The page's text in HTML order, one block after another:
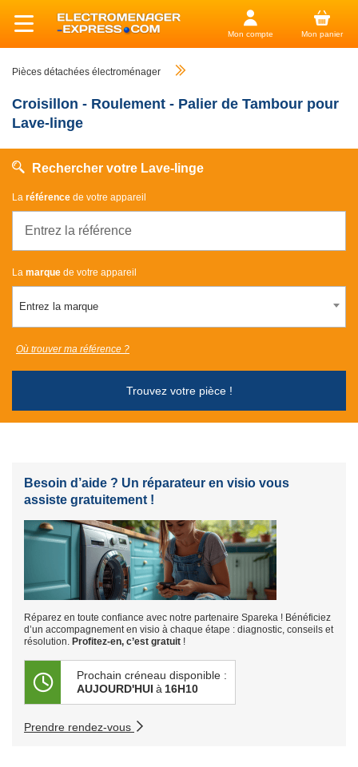
Mon compte Mon panier
Pièces détachées électroménager
Croisillon - Roulement - Palier de Tambour pour
Lave-linge
Rechercher votre Lave-linge
La référence de votre appareil
La marque de votre appareil
Entrez la marque
Trouvez votre pièce !
Où trouver ma référence ?
Besoin d’aide ? Un réparateur en visio vous
assiste gratuitement !
Réparez en toute confiance avec notre partenaire Spareka ! Bénéficiez
d’un accompagnement en visio à chaque étape : diagnostic, conseils et
résolution. Profitez-en, c’est gratuit !
Prochain créneau disponible :
AUJOURD'HUI à 16H10
Prendre rendez-vous